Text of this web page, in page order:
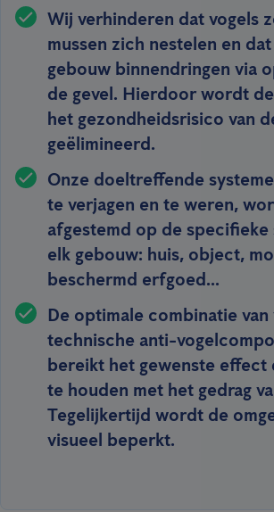
Wij verhinderen dat vogels
mussen zich nestelen en
gebouw binnendringen via
de gevel. Hierdoor wordt
het gezondheidsrisico van
geëlimineerd.
Onze doeltreffende
te verjagen en te weren,
afgestemd op de specifieke
elk gebouw: huis, object,
beschermd erfgoed...
De optimale combinatie
technische anti-
bereikt het gewenste effect
te houden met het gedrag
Tegelijkertijd wordt de
visueel beperkt.